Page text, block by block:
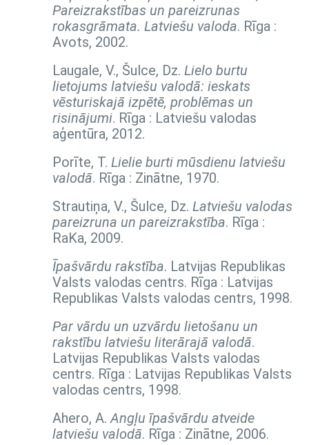
Pareizrakstības un pareizrunas
rokasgrāmata. Latviešu valoda. Rīga :
Avots, 2002.
Laugale, V., Šulce, Dz. Lielo burtu
lietojums latviešu valodā: ieskats
vēsturiskajā izpētē, problēmas un
risinājumi. Rīga : Latviešu valodas
aģentūra, 2012.
Porīte, T. Lielie burti mūsdienu latviešu
valodā. Rīga : Zinātne, 1970.
Strautiņa, V., Šulce, Dz. Latviešu valodas
pareizruna un pareizrakstība. Rīga :
RaKa, 2009.
Īpašvārdu rakstība. Latvijas Republikas
Valsts valodas centrs. Rīga : Latvijas
Republikas Valsts valodas centrs, 1998.
Par vārdu un uzvārdu lietošanu un
rakstību latviešu literārajā valodā.
Latvijas Republikas Valsts valodas
centrs. Rīga : Latvijas Republikas Valsts
valodas centrs, 1998.
Ahero, A.Angļu īpašvārdu atveide
latviešu valodā. Rīga : Zinātne, 2006.